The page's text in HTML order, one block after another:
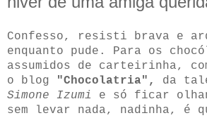
Confesso, resisti brava e
enquanto pude. Para os
assumidos de carteirinha,
o blog
"Chocolatria",
da
Simone Izumi
e só ficar
sem levar nada, nadinha, é